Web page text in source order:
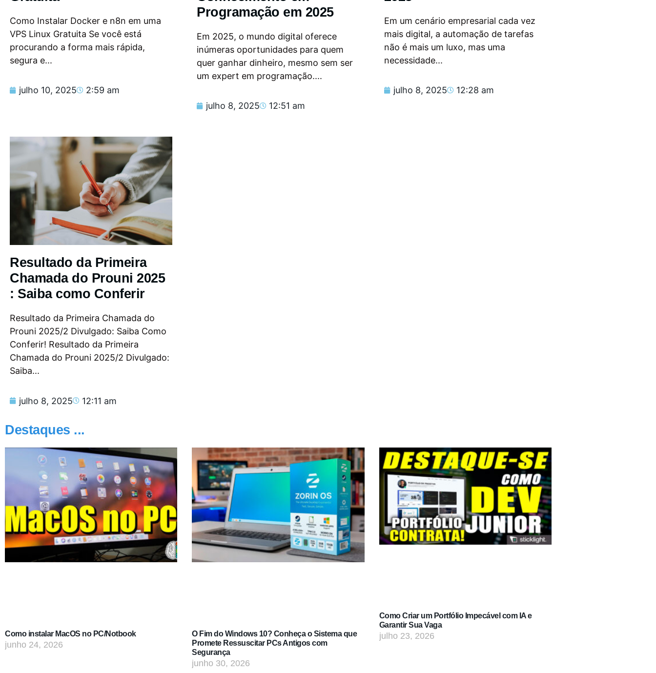
Como Instalar Docker e n8n em uma
VPS Linux Gratuita Se você está
procurando a forma mais rápida,
segura e...
julho 10, 2025 2:59 am
Programação em 2025
Em 2025, o mundo digital oferece
inúmeras oportunidades para quem
quer ganhar dinheiro, mesmo sem ser
um expert em programação....
julho 8, 2025 12:51 am
Em um cenário empresarial cada vez
mais digital, a automação de tarefas
não é mais um luxo, mas uma
necessidade...
julho 8, 2025 12:28 am
Resultado da Primeira
Chamada do Prouni 2025
: Saiba como Conferir
Resultado da Primeira Chamada do
Prouni 2025/2 Divulgado: Saiba Como
Conferir! Resultado da Primeira
Chamada do Prouni 2025/2 Divulgado:
Saiba...
julho 8, 2025 12:11 am
Destaques ...
Como instalar MacOS no PC/Notbook
junho 24, 2026
O Fim do Windows 10? Conheça o Sistema que
Promete Ressuscitar PCs Antigos com
Segurança
junho 30, 2026
Como Criar um Portfólio Impecável com IA e
Garantir Sua Vaga
julho 23, 2026